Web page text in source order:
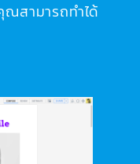
สามารถทำได้